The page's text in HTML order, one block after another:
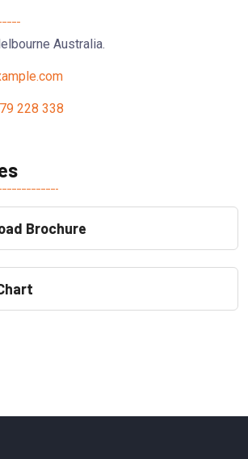
Australia.
228 338
Brochure